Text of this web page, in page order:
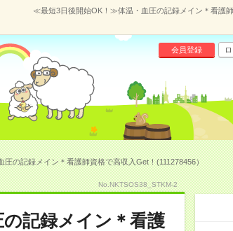
≪最短3日後開始OK！≫体温・血圧の記録メイン＊看護
会員登録
の記録メイン＊看護師資格で高収入Get！(111278456）
No.NKTSOS38_STKM-2
記録メイン＊看護